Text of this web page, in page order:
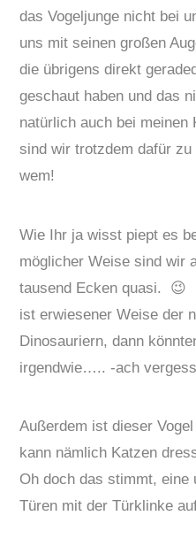
das Vogeljunge nicht bei
uns mit seinen großen
die übrigens direkt
geschaut haben und das
natürlich auch bei
sind wir trotzdem dafür
wem!
Wie Ihr ja wisst piept es
möglicher Weise sind wir
tausend Ecken quasi. 😉
ist erwiesener Weise der
Dinosauriern, dann
irgendwie….. -ach
Außerdem ist dieser
kann nämlich Katzen
Oh doch das stimmt,
Türen mit der Türklinke